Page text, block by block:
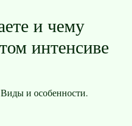
и чему
интенсиве
и особенности.